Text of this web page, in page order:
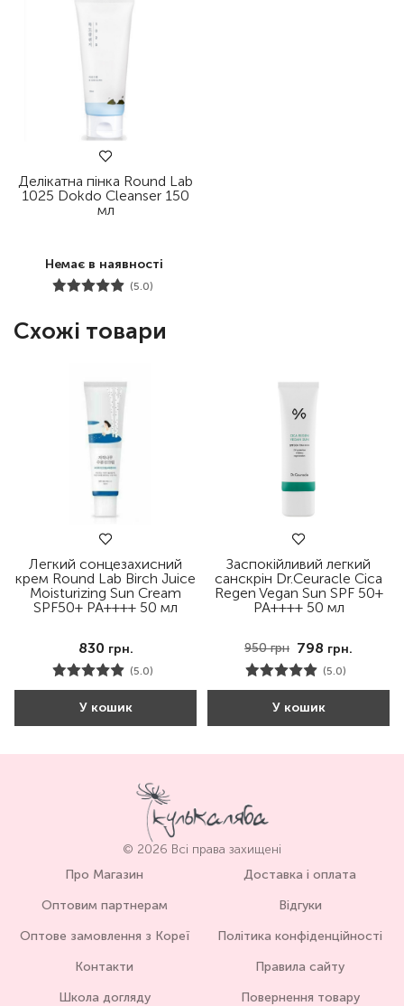
Делікатна пінка Round Lab
1025 Dokdo Cleanser 150
мл
Немає в наявності
(5.0)
Схожі товари
Легкий сонцезахисний
крем Round Lab Birch Juice
Moisturizing Sun Cream
SPF50+ PA++++ 50 мл
830 грн.
(5.0)
У кошик
Заспокійливий легкий
санскрін Dr.Ceuracle Cica
Regen Vegan Sun SPF 50+
PA++++ 50 мл
950грн 798 грн.
(5.0)
У кошик
© 2026 Всі права захищені
Про Магазин
Оптовим партнерам
Оптове замовлення з Кореї
Контакти
Школа догляду
Доставка і оплата
Відгуки
Політика конфіденційності
Правила сайту
Повернення товару